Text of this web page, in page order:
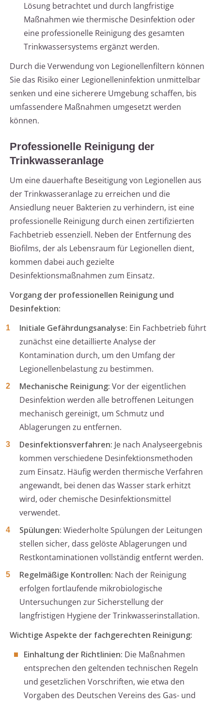
Lösung betrachtet und durch langfristige
Maßnahmen wie thermische Desinfektion oder
eine professionelle Reinigung des gesamten
Trinkwassersystems ergänzt werden.
Durch die Verwendung von Legionellenfiltern können
Sie das Risiko einer Legionelleninfektion unmittelbar
senken und eine sicherere Umgebung schaffen, bis
umfassendere Maßnahmen umgesetzt werden
können.
Professionelle Reinigung der
Trinkwasseranlage
Um eine dauerhafte Beseitigung von Legionellen aus
der Trinkwasseranlage zu erreichen und die
Ansiedlung neuer Bakterien zu verhindern, ist eine
professionelle Reinigung durch einen zertifizierten
Fachbetrieb essenziell. Neben der Entfernung des
Biofilms, der als Lebensraum für Legionellen dient,
kommen dabei auch gezielte
Desinfektionsmaßnahmen zum Einsatz.
Vorgang der professionellen Reinigung und
Desinfektion:
Initiale Gefährdungsanalyse: Ein Fachbetrieb führt
zunächst eine detaillierte Analyse der
Kontamination durch, um den Umfang der
Legionellenbelastung zu bestimmen.
Mechanische Reinigung: Vor der eigentlichen
Desinfektion werden alle betroffenen Leitungen
mechanisch gereinigt, um Schmutz und
Ablagerungen zu entfernen.
Desinfektionsverfahren: Je nach Analyseergebnis
kommen verschiedene Desinfektionsmethoden
zum Einsatz. Häufig werden thermische Verfahren
angewandt, bei denen das Wasser stark erhitzt
wird, oder chemische Desinfektionsmittel
verwendet.
Spülungen: Wiederholte Spülungen der Leitungen
stellen sicher, dass gelöste Ablagerungen und
Restkontaminationen vollständig entfernt werden.
Regelmäßige Kontrollen: Nach der Reinigung
erfolgen fortlaufende mikrobiologische
Untersuchungen zur Sicherstellung der
langfristigen Hygiene der Trinkwasserinstallation.
Wichtige Aspekte der fachgerechten Reinigung:
Einhaltung der Richtlinien: Die Maßnahmen
entsprechen den geltenden technischen Regeln
und gesetzlichen Vorschriften, wie etwa den
Vorgaben des Deutschen Vereins des Gas- und